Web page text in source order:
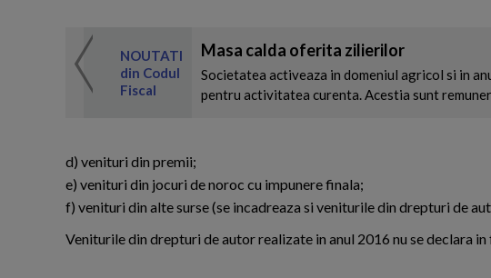
NOUTATI
din Codul
Fiscal
Masa calda oferita zilierilor
Societatea activeaza in domeniul agricol si in
pentru activitatea curenta. Acestia sunt
d) venituri din premii;
e) venituri din jocuri de noroc cu impunere finala;
f) venituri din alte surse (se incadreaza si veniturile din drepturi de
Veniturile din drepturi de autor realizate in anul 2016 nu se declara